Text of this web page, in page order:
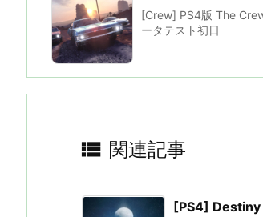
[Crew] PS4版 The
ータテスト初日
 関連記事
[PS4]